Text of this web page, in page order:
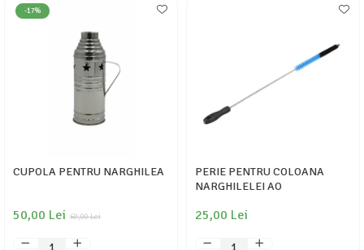
-17%
CUPOLA PENTRU NARGHILEA
60,00 Lei
50,00 Lei
PERIE PENTRU COLOANA
NARGHILELEI AO
25,00 Lei